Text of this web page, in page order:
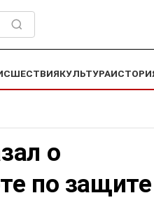
КУЛЬТУРА
о
по защите